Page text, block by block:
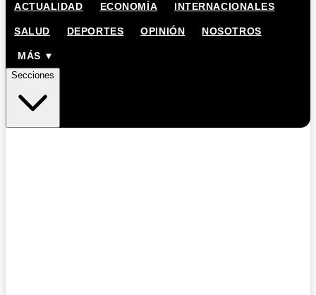
ACTUALIDAD ECONOMÍA INTERNACIONALES
SALUD DEPORTES OPINIÓN NOSOTROS
MÁS ▼
Secciones